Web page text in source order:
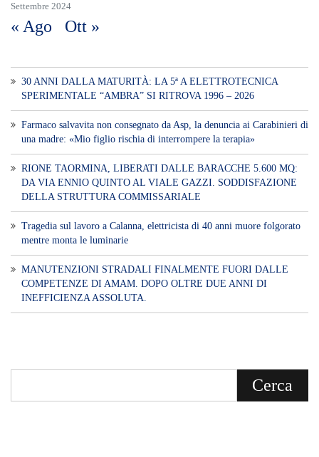
Settembre 2024
« Ago Ott »
30 ANNI DALLA MATURITÀ: LA 5ª A ELETTROTECNICA
SPERIMENTALE “AMBRA” SI RITROVA 1996 – 2026
Farmaco salvavita non consegnato da Asp, la denuncia ai Carabinieri di
una madre: «Mio figlio rischia di interrompere la terapia»
RIONE TAORMINA, LIBERATI DALLE BARACCHE 5.600 MQ:
DA VIA ENNIO QUINTO AL VIALE GAZZI. SODDISFAZIONE
DELLA STRUTTURA COMMISSARIALE
Tragedia sul lavoro a Calanna, elettricista di 40 anni muore folgorato
mentre monta le luminarie
MANUTENZIONI STRADALI FINALMENTE FUORI DALLE
COMPETENZE DI AMAM. DOPO OLTRE DUE ANNI DI
INEFFICIENZA ASSOLUTA.